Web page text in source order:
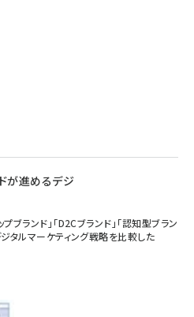
が進めるデジ
ブランド」「D2Cブランド」「認知型ブラン
ジタルマーケティング戦略を比較した